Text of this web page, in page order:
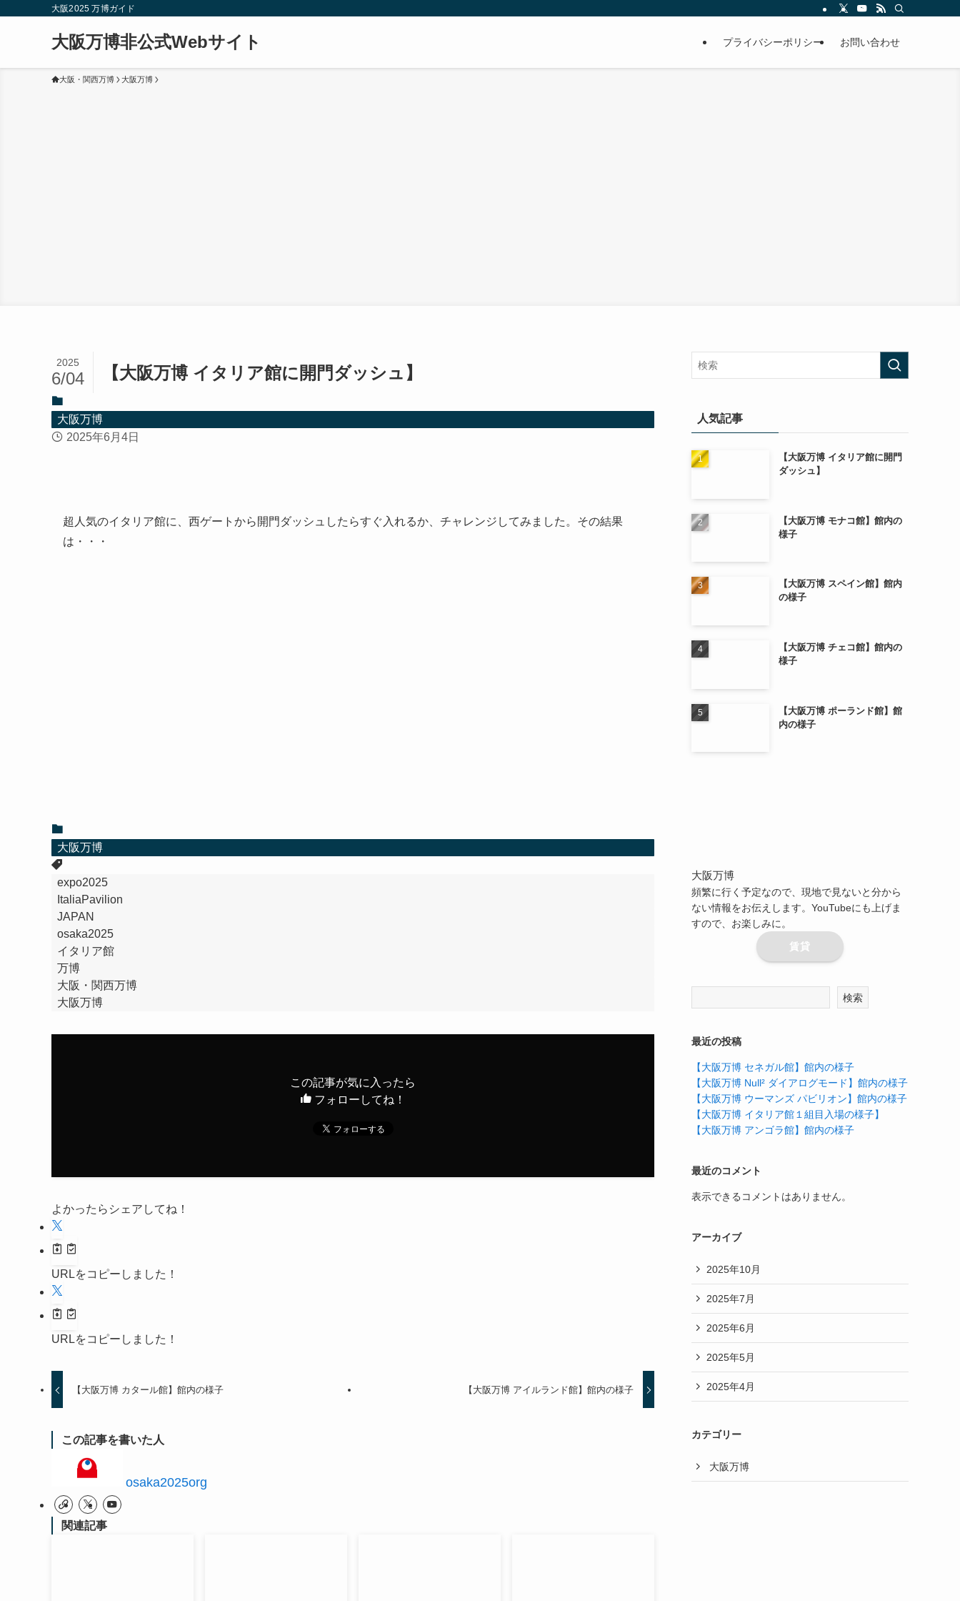
大阪2025 万博ガイド
大阪万博非公式Webサイト プライバシーポリシー お問い合わせ
大阪・関西万博 大阪万博
【大阪万博 イタリア館に開門ダッシュ】
2025
6/04
大阪万博
2025年6月4日
超人気のイタリア館に、西ゲートから開門ダッシュしたらすぐ入れるか、チャレンジしてみました。その結果
は・・・
大阪万博
expo2025
ItaliaPavilion
JAPAN
osaka2025
イタリア館
万博
大阪・関西万博
大阪万博
この記事が気に入ったら
フォローしてね！
よかったらシェアしてね！
URLをコピーしました！
URLをコピーしました！
【大阪万博 カタール館】館内の様子 【大阪万博 アイルランド館】館内の様子
この記事を書いた人
osaka2025org
関連記事
人気記事
【大阪万博 イタリア館に開門
ダッシュ】
【大阪万博 モナコ館】館内の
様子
【大阪万博 スペイン館】館内
の様子
【大阪万博 チェコ館】館内の
様子
【大阪万博 ポーランド館】館
内の様子
大阪万博
頻繁に行く予定なので、現地で見ないと分から
ない情報をお伝えします。YouTubeにも上げま
すので、お楽しみに。
賃貸
検索
最近の投稿
【大阪万博 セネガル館】館内の様子
【大阪万博 Null² ダイアログモード】館内の様子
【大阪万博 ウーマンズ パビリオン】館内の様子
【大阪万博 イタリア館１組目入場の様子】
【大阪万博 アンゴラ館】館内の様子
最近のコメント
表示できるコメントはありません。
アーカイブ
2025年10月
2025年7月
2025年6月
2025年5月
2025年4月
カテゴリー
大阪万博